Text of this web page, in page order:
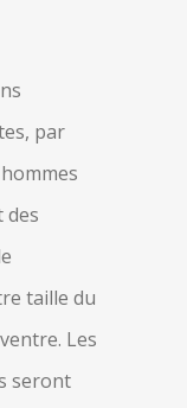
par
des
taille du
Les
seront